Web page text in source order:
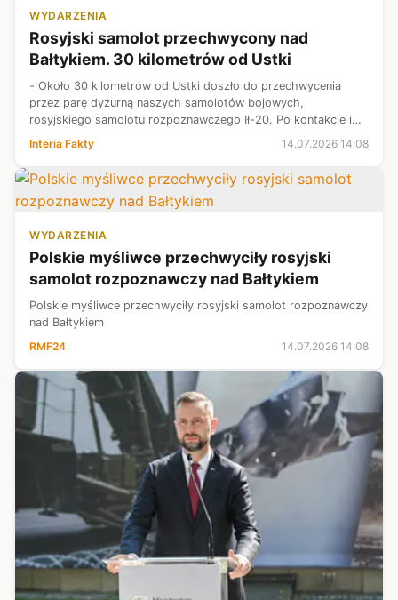
WYDARZENIA
Rosyjski samolot przechwycony nad
Bałtykiem. 30 kilometrów od Ustki
- Około 30 kilometrów od Ustki doszło do przechwycenia
przez parę dyżurną naszych samolotów bojowych,
rosyjskiego samolotu rozpoznawczego Ił-20. Po kontakcie i
samolot oddalił się w kierunku Rosj...
Interia Fakty 14.07.2026 14:08
WYDARZENIA
Polskie myśliwce przechwyciły rosyjski
samolot rozpoznawczy nad Bałtykiem
Polskie myśliwce przechwyciły rosyjski samolot rozpoznawczy
nad Bałtykiem
RMF24
14.07.2026 14:08